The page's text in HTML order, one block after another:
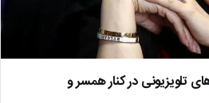
تلویزیونی در کنار همسر و